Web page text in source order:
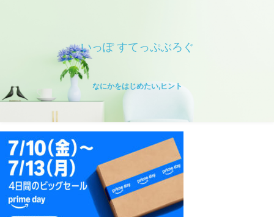
いっぽ すてっぷぶろぐ
なにかをはじめたい,ヒント